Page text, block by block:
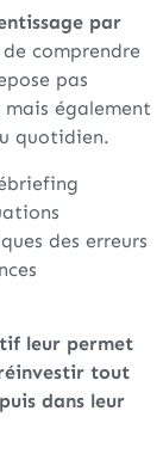
par
comprendre
pas
également
quotidien.
des erreurs
leur permet
tout
dans leur